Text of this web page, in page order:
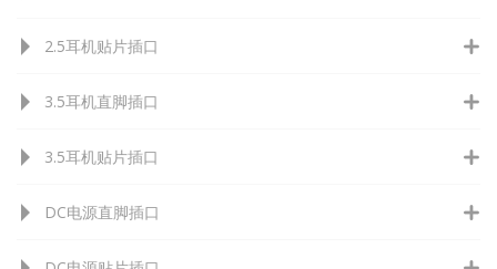
2.5耳机贴片插口
3.5耳机直脚插口
3.5耳机贴片插口
DC电源直脚插口